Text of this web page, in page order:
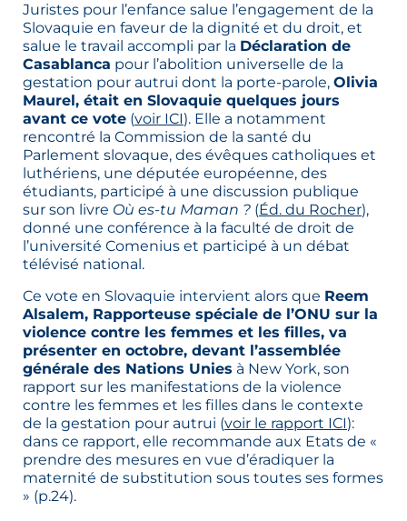
Juristes pour l’enfance salue l’engagement de la
Slovaquie en faveur de la dignité et du droit, et
salue le travail accompli par la Déclaration de
Casablanca pour l’abolition universelle de la
gestation pour autrui dont la porte-parole, Olivia
Maurel, était en Slovaquie quelques jours
avant ce vote (voir ICI). Elle a notamment
rencontré la Commission de la santé du
Parlement slovaque, des évêques catholiques et
luthériens, une députée européenne, des
étudiants, participé à une discussion publique
sur son livre Où es-tu Maman ? (Éd. du Rocher),
donné une conférence à la faculté de droit de
l’université Comenius et participé à un débat
télévisé national.
Ce vote en Slovaquie intervient alors que Reem
Alsalem, Rapporteuse spéciale de l’ONU sur la
violence contre les femmes et les filles, va
présenter en octobre, devant l’assemblée
générale des Nations Unies à New York, son
rapport sur les manifestations de la violence
contre les femmes et les filles dans le contexte
de la gestation pour autrui (voir le rapport ICI):
dans ce rapport, elle recommande aux Etats de «
prendre des mesures en vue d’éradiquer la
maternité de substitution sous toutes ses formes
» (p.24).